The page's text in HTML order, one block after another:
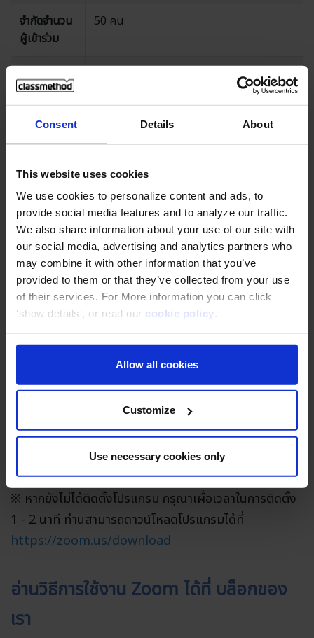
Consent Details About
This website uses cookies
We use cookies to personalize content and ads, to
provide social media features and to analyze our traffic.
We also share information about your use of our site with
our social media, advertising and analytics partners who
may combine it with other information that you’ve
provided to them or that they’ve collected from your use
of their services. For More information you can click
'show details', or read our cookie policy.
Allow all cookies
Customize
Use necessary cookies only
จำกัดจำนวน
ผู้เข้าร่วม
50 คน
ผู้จัด Classmethod (Thailand) Co., Ltd.
ภาษา ไทย
ระยะเวลา
สัมมนา
60 นาที
** เนื้อหาของสัมมนาอาจเปลี่ยนแปลงได้โดยไม่แจ้งให้ทราบล่วงหน้า
ผู้บรรยาย
Siwanat Phuengphian
ーSales and Marketing
Classmethod (Thailand) Co., Ltd.
วิธีการเข้าร่วมสัมมนา
ใช้ Zoom ในการเข้าร่วมสัมมนาในครั้งนี้
※ หากยังไม่ได้ติดตั้งโปรแกรม กรุณาเผื่อเวลาในการติดตั้ง
1 - 2 นาที ท่านสามารถดาวน์โหลดโปรแกรมได้ที่
https://zoom.us/download
อ่านวิธีการใช้งาน Zoom ได้ที่ บล็อกของ
เรา